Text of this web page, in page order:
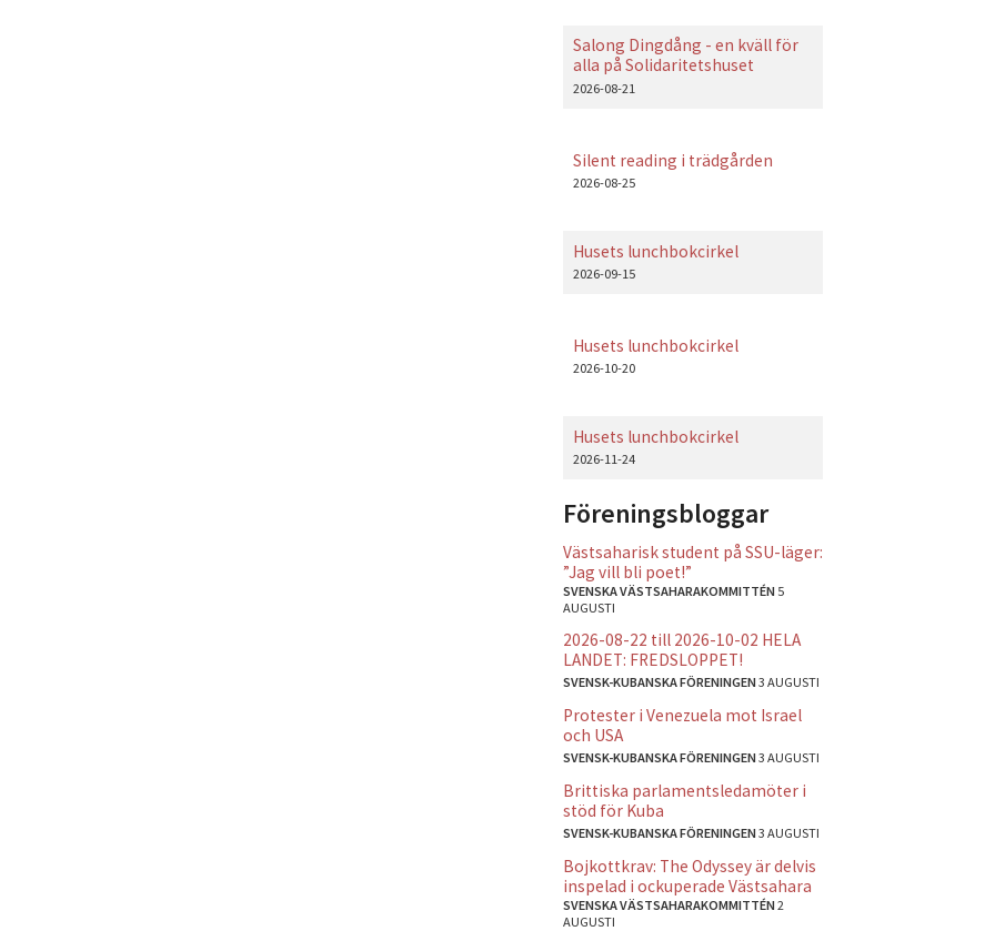
Salong Dingdång - en kväll för
alla på Solidaritetshuset
2026-08-21
Silent reading i trädgården
2026-08-25
Husets lunchbokcirkel
2026-09-15
Husets lunchbokcirkel
2026-10-20
Husets lunchbokcirkel
2026-11-24
Föreningsbloggar
Västsaharisk student på SSU-läger:
”Jag vill bli poet!”
SVENSKA VÄSTSAHARAKOMMITTÉN 5
AUGUSTI
2026-08-22 till 2026-10-02 HELA
LANDET: FREDSLOPPET!
SVENSK-KUBANSKA FÖRENINGEN3 AUGUSTI
Protester i Venezuela mot Israel
och USA
SVENSK-KUBANSKA FÖRENINGEN3 AUGUSTI
Brittiska parlamentsledamöter i
stöd för Kuba
SVENSK-KUBANSKA FÖRENINGEN3 AUGUSTI
Bojkottkrav: The Odyssey är delvis
inspelad i ockuperade Västsahara
SVENSKA VÄSTSAHARAKOMMITTÉN2
AUGUSTI